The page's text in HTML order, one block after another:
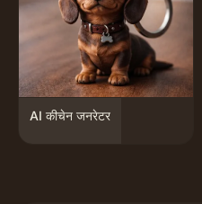
AI कीचेन जनरेटर